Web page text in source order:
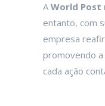
AWorld Post
entanto, com
empresa
promovendo
cada ação